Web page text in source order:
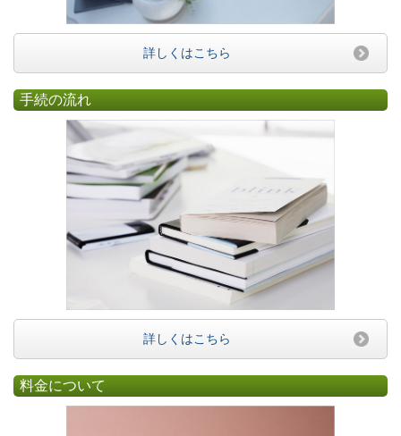
詳しくはこちら
手続の流れ
詳しくはこちら
料金について